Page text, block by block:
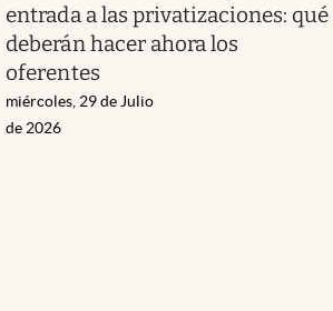
entrada a las privatizaciones: qué
deberán hacer ahora los
oferentes
miércoles, 29 de Julio
de 2026